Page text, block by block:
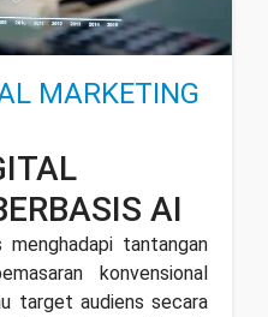
MARKETING
AI
tantangan
konvensional
target audiens secara